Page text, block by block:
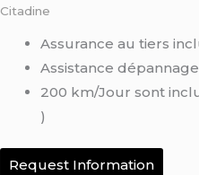
Citadine
Assurance au tiers
Assistance
200 km/Jour sont
)
Request Information